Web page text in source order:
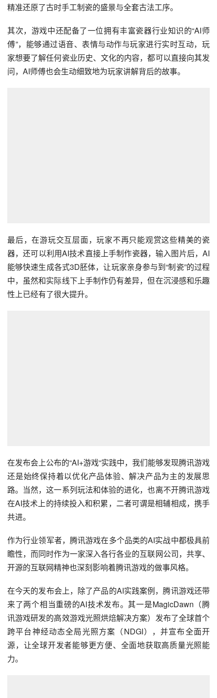
精准还原了古时手工制瓷的盛景与全套古法工序。
其次，游戏中还配备了一位拥有丰富瓷器行业知识的“AI师
傅”，能够通过语音、表情与动作与玩家进行实时互动，玩
家想要了解任何瓷业历史、文化的内容，都可以直接向其发
问，AI师傅也会生动细致地为玩家讲解背后的故事。
最后，在游玩交互层面，玩家不再只能观赏这些精美的瓷
器，还可以利用AI技术直接上手制作瓷器，输入图片后，AI
能够快速生成各式3D胚体，让玩家亲身参与到“制瓷”的过程
中，虽然和实际线下上手制作仍有差异，但在沉浸感和乐趣
性上已经有了很大提升。
在发布会上公布的“AI+游戏“实践中，我们能够发现腾讯游戏
还是始终保持着以优化产品体验、解决产品为主的发展思
路。当然，这一系列玩法和体验的进化，也离不开腾讯游戏
在AI技术上的持续投入和积累，二者可谓是相辅相成，携手
共进。
作为行业领军者，腾讯游戏在多个品类的AI实战中都极具前
瞻性，而同时作为一家深入各行各业的互联网公司，共享、
开源的互联网精神也深刻影响着腾讯游戏的做事风格。
在今天的发布会上，除了产品的AI实践案例，腾讯游戏还带
来了两个相当重磅的AI技术发布。其一是MagicDawn（腾
讯游戏研发的高效游戏光照烘焙解决方案）发布了全球首个
跨平台神经动态全局光照方案（NDGI），并宣布全面开
源，让全球开发者能够更方便、全面地获取高质量光照能
力。